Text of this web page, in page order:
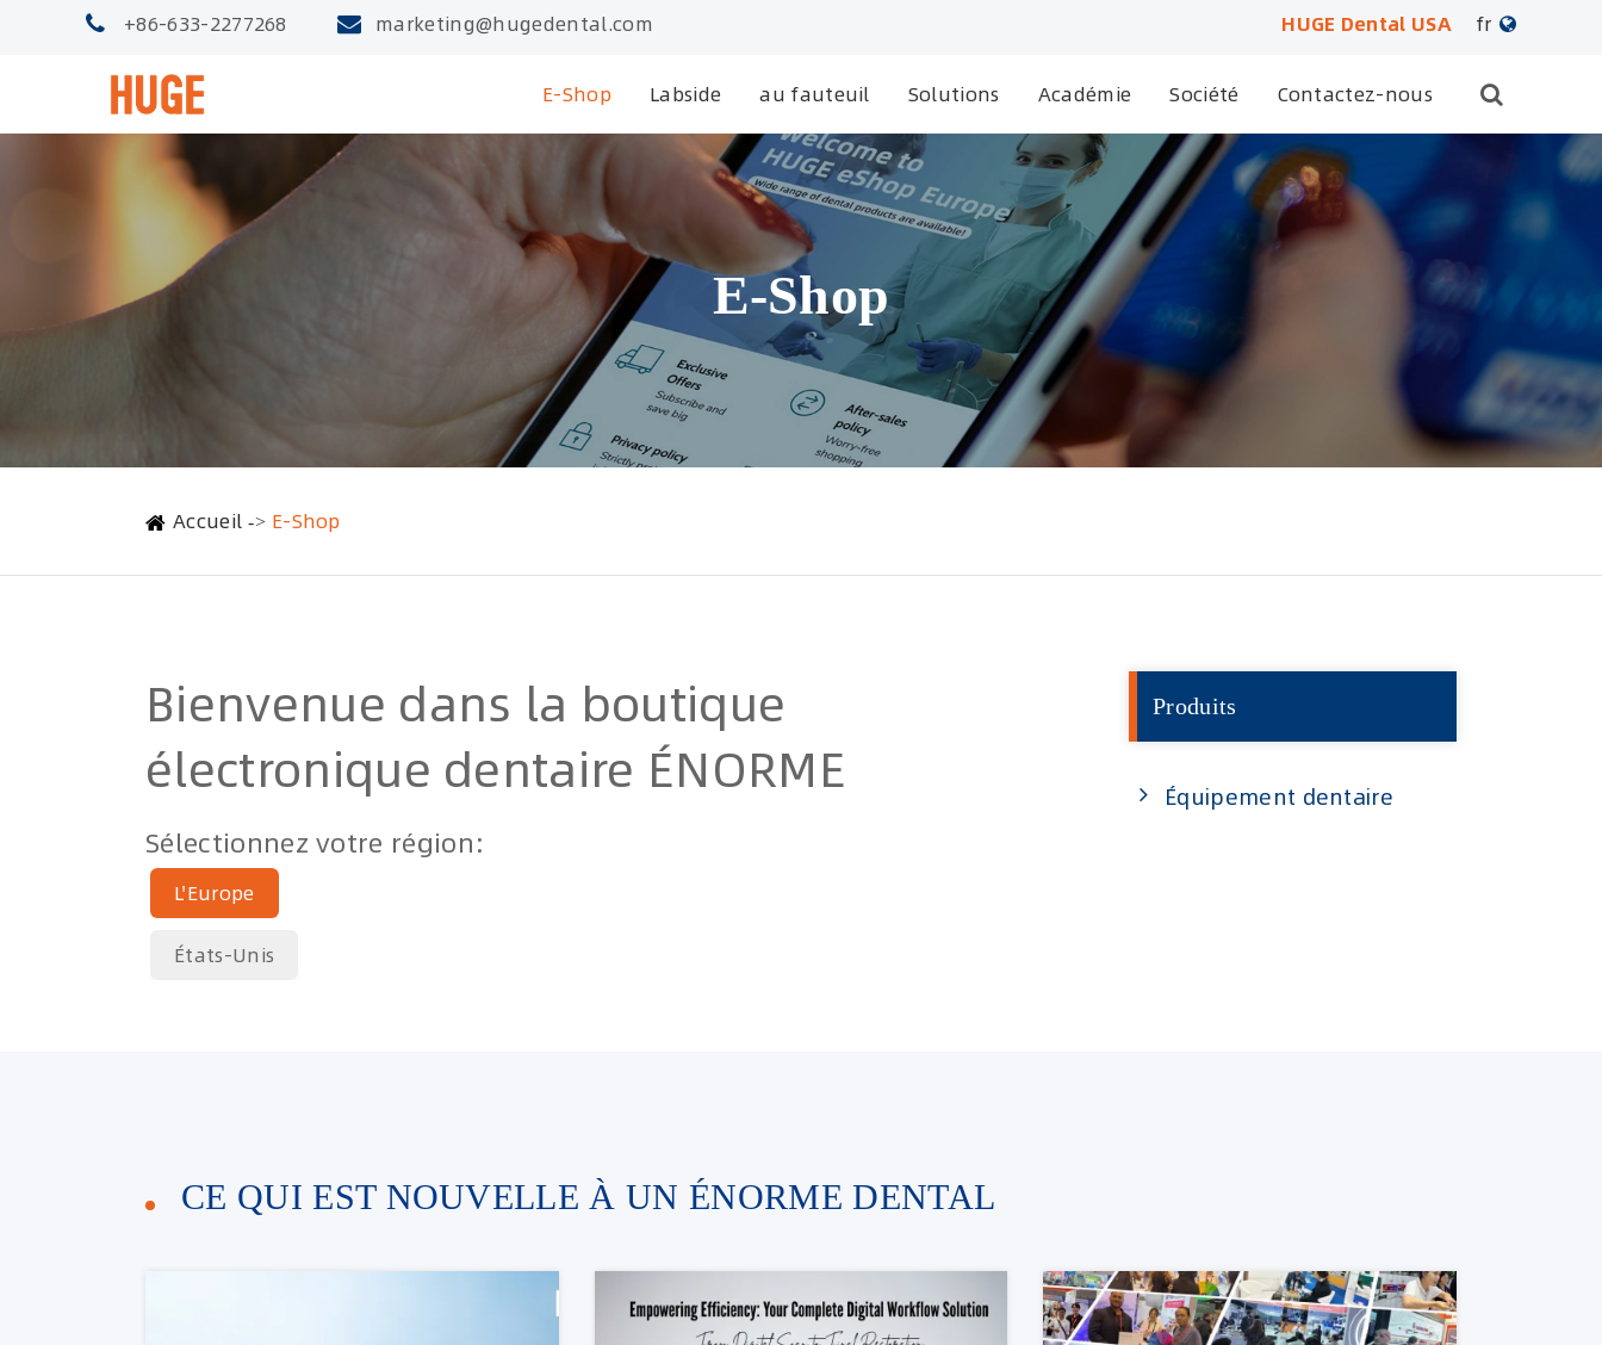
+86-633-2277268 marketing@hugedental.com HUGE Dental USA
fr
日本語
français
Deutsch
português
E-Shop Labside au fauteuil Solutions Académie Société Contactez-nous
E-Shop
Accueil E-Shop
Bienvenue dans la boutique
électronique dentaire ÉNORME
Sélectionnez votre région:
L'Europe
États-Unis
Produits
Équipement dentaire
CE QUI EST NOUVELLE À UN ÉNORME DENTAL